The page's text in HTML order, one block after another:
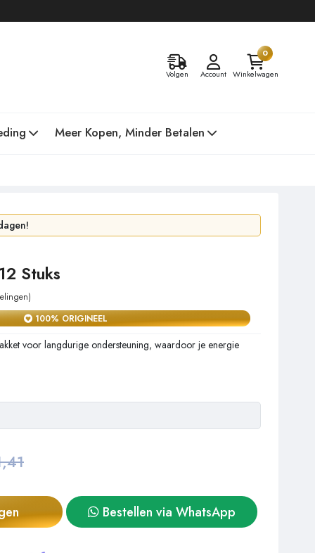
Volgen Account
0
Winkelwagen
Meer Kopen, Minder Betalen
gisteren!
Stuks
100% ORIGINEEL
voor langdurige ondersteuning, waardoor je energie
Bestellen via WhatsApp